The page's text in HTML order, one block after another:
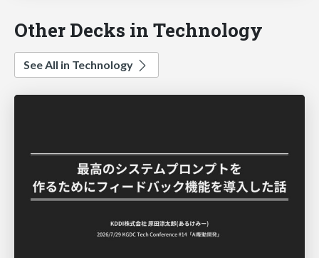
Other Decks in Technology
See All in Technology